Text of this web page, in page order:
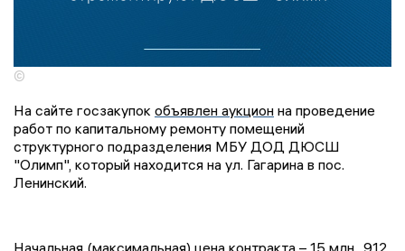
©
На сайте госзакупок объявлен аукцион на проведение
работ по капитальному ремонту помещений
структурного подразделения МБУ ДОД ДЮСШ
"Олимп", который находится на ул. Гагарина в пос.
Ленинский.